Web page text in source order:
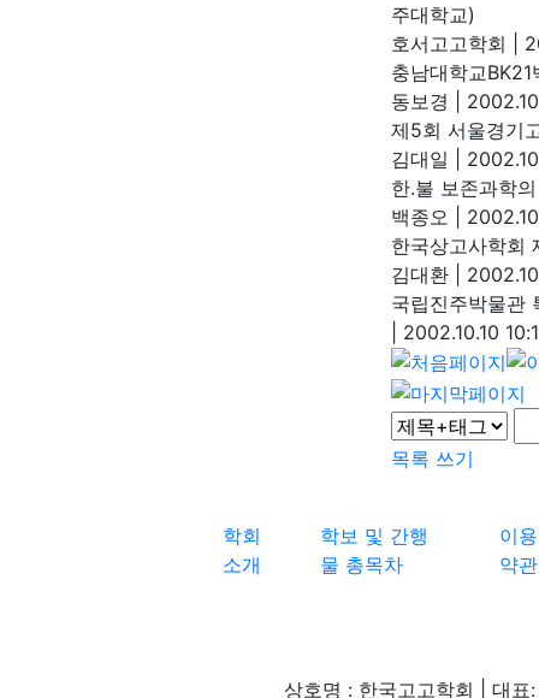
주대학교)
호서고고학회
충남대학교
동보경
제5회 서울경기
김대일
한.불 보존과학
백종오
한국상고사학회
김대환
국립진주박물관
2002.10.10
목록 쓰기
학회
소개
학보 및 간행
물 총목차
이용
약관
상호명 : 한국고고학회 | 대